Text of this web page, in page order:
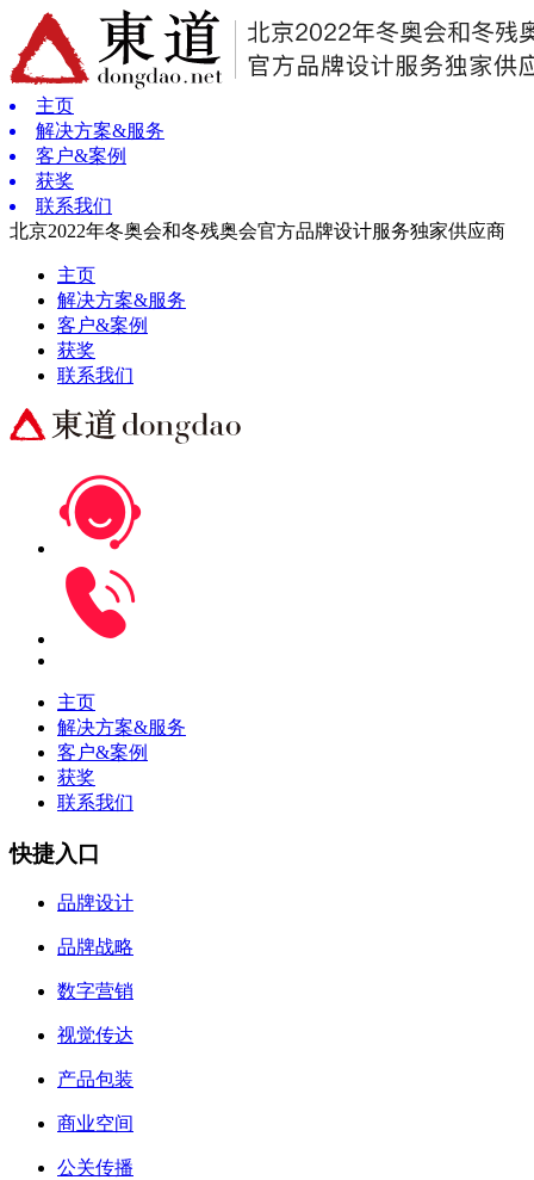
主页
解决方案&服务
客户&案例
获奖
联系我们
北京2022年冬奥会和冬残奥会官方品牌设计服务独家供应商
主页
解决方案&服务
客户&案例
获奖
联系我们
主页
解决方案&服务
客户&案例
获奖
联系我们
快捷入口
品牌设计
品牌战略
数字营销
视觉传达
产品包装
商业空间
公关传播